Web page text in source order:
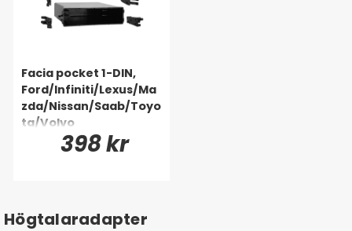
Facia pocket 1-DIN,
Ford/Infiniti/Lexus/Ma
zda/Nissan/Saab/Toyo
ta/Volvo
398 kr
Högtalaradapter